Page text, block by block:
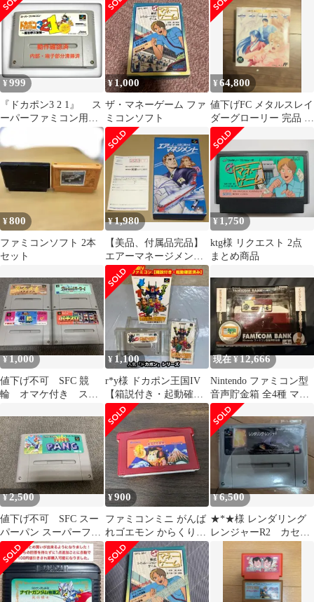
プ/第一生命他
ト カセット
TAITO
¥999
『ドカポン3 2 1』 ス
ーパーファミコン用ソ
フト
¥1,000
ザ・マネーゲーム ファ
ミコンソフト
¥64,800
値下げFC メタルスレイ
ダーグローリー 完品 美
品
¥800
ファミコンソフト 2本
セット
¥1,980
【美品、付属品完品】
エアーマネージメント
大空に賭ける スーパー
ファミコン
¥1,750
ktg様 リクエスト 2点
まとめ商品
¥1,000
値下げ不可 SFC 競
輪 オマケ付き スー
ト カセット
¥ 1,100
r*y様 ドカポン王国IV
【箱説付き・起動確認
済み】SFCスーパーフ
ァミコンソ
現在 ¥12,666
Nintendo ファミコン型
音声貯金箱 全4種 マリ
オブラザーズ
¥2,500
値下げ不可 SFC スー
パーパン スーパーファ
ミコン ソフト カセッ
ト カプコン
¥900
ファミコンミニ がんば
れゴエモン からくり道
中 GBA レトロゲーム
a341
¥6,500
★*★様 レンダリング
レンジャーR2 カセッ